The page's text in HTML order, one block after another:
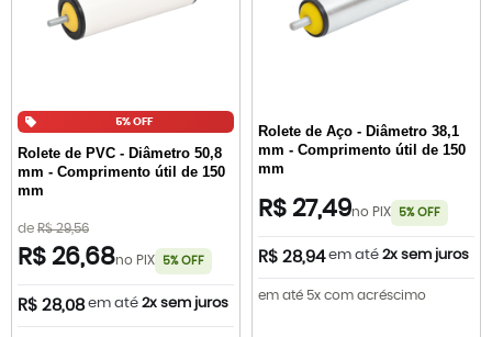
5% OFF
Rolete de PVC - Diâmetro 50,8
mm - Comprimento útil de 150
mm
de R$ 29,56
R$ 26,68no PIX 5% OFF
R$ 28,08 em até 2x sem juros
Rolete de Aço - Diâmetro 38,1
mm - Comprimento útil de 150
mm
R$ 27,49no PIX 5% OFF
R$ 28,94 em até 2x sem juros
em até 5x com acréscimo